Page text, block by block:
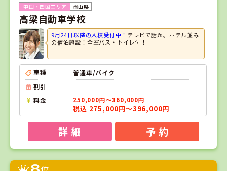
岡山県
高梁自動車学校
9月24日以降の入校受付中！ テレビで話題。ホテル並み
の宿泊施設！全室バス・トイレ付！
車種
普通車/バイク
割引
料金
250,000円～360,000円
税込 275,000円～396,000円
詳 細 予 約